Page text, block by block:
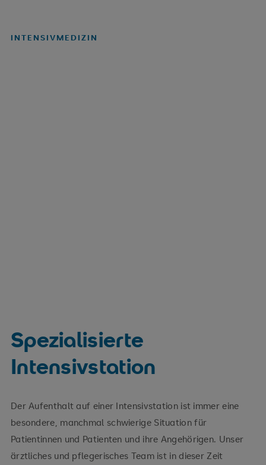
INTENSIVMEDIZIN
Spezialisierte
Intensivstation
Der Aufenthalt auf einer Intensivstation ist immer eine
besondere, manchmal schwierige Situation für
Patientinnen und Patienten und ihre Angehörigen. Unser
ärztliches und pflegerisches Team ist in dieser Zeit